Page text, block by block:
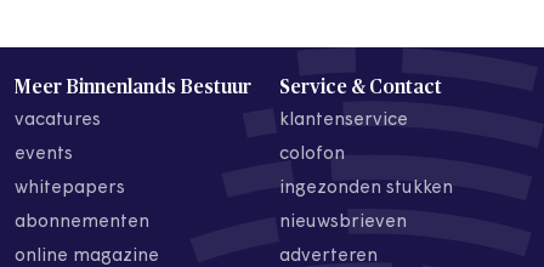
Meer Binnenlands Bestuur
vacatures
events
whitepapers
abonnementen
online magazine
Service & Contact
klantenservice
colofon
ingezonden stukken
nieuwsbrieven
adverteren